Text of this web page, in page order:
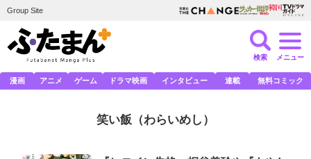
Group Site
検索 メニュー
漫画 アニメ ゲーム ドラマ映画 インタビュー 連載 無料コミック
笑い飯 （わらいめし）